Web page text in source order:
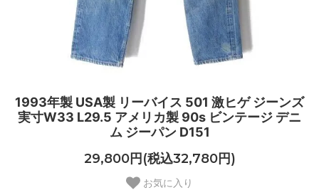
1993年製 USA製 リーバイス 501 激ヒゲ ジーンズ
実寸W33 L29.5 アメリカ製 90s ビンテージ デニ
ム ジーパン D151
29,800円(税込32,780円)
お気に入り